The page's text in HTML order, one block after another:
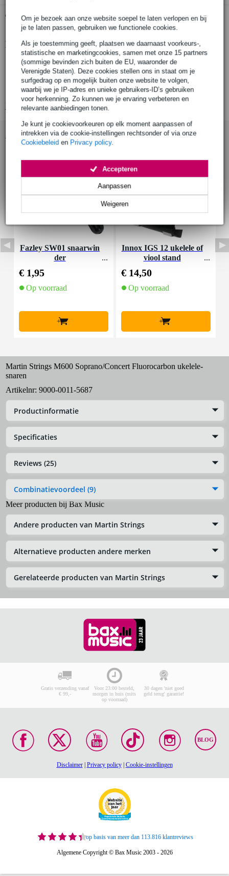
Om je bezoek aan onze website soepel te laten verlopen en bij
je te laten passen, gebruiken we functionele cookies.
Als je toestemming geeft, plaatsen we daarnaast voorkeurs-,
statistische en marketingcookies, samen met onze 15 partners
(sommige bevinden zich buiten de EU, waaronder de
Verenigde Staten). Deze cookies stellen ons in staat om je
surfgedrag op en mogelijk buiten onze website te volgen,
waarbij we je IP-adres en unieke gebruikers-ID’s gebruiken
voor herkenning. Zo kunnen we je ervaring verbeteren en
relevante aanbiedingen tonen.
Je kunt je cookievoorkeuren op elk moment aanpassen of
intrekken via de cookie-instellingen rechtsonder of via onze
Cookiebeleid en Privacy policy.
Weigeren
Aanpassen
Accepteren
Gratis ophalen in de winkel
Productinformatie
snaren voor sopraan of concert ukelele
model: M600
aantal snaren: 4
Bekijk alle productspecificaties
Accessoires (8)
Fazley SW01 snaarwin
der
€ 1,95
Op voorraad
+
Innox IGS 12 ukelele of
viool stand
€ 14,50
Op voorraad
+
Martin Strings M600 Soprano/Concert Fluorocarbon ukelele-
snaren
Artikelnr: 9000-0011-5687
Productinformatie
Specificaties
Reviews (25)
Combinatievoordeel (9)
Meer producten bij Bax Music
Andere producten van Martin Strings
Alternatieve producten andere merken
Gerelateerde producten van Martin Strings
Gratis verzending vanaf
€ 99,-
Voor 23:00 besteld,
morgen in huis (mits
op voorraad)
30 dagen 'niet goed
geld terug' garantie!
BLOG
Disclaimer| Privacy policy| Cookie-instellingen
op basis van meer dan 113.816 klantreviews
Algemene Copyright © Bax Music 2003 - 2026